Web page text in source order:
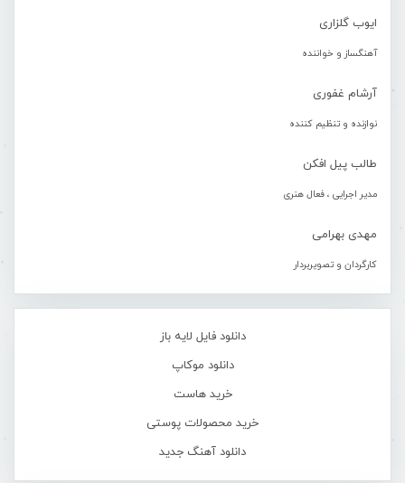
ایوب گلزاری
آهنگساز و خواننده
آرشام غفوری
نوازنده و تنظیم کننده
طالب پیل افکن
مدیر اجرایی ، فعال هنری
مهدی بهرامی
کارگردان و تصویربردار
دانلود فایل لایه باز
دانلود موکاپ
خرید هاست
خرید محصولات پوستی
دانلود آهنگ جدید